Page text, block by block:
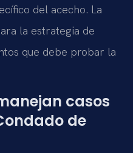
del acecho. La
la estrategia de
que debe probar la
casos
de